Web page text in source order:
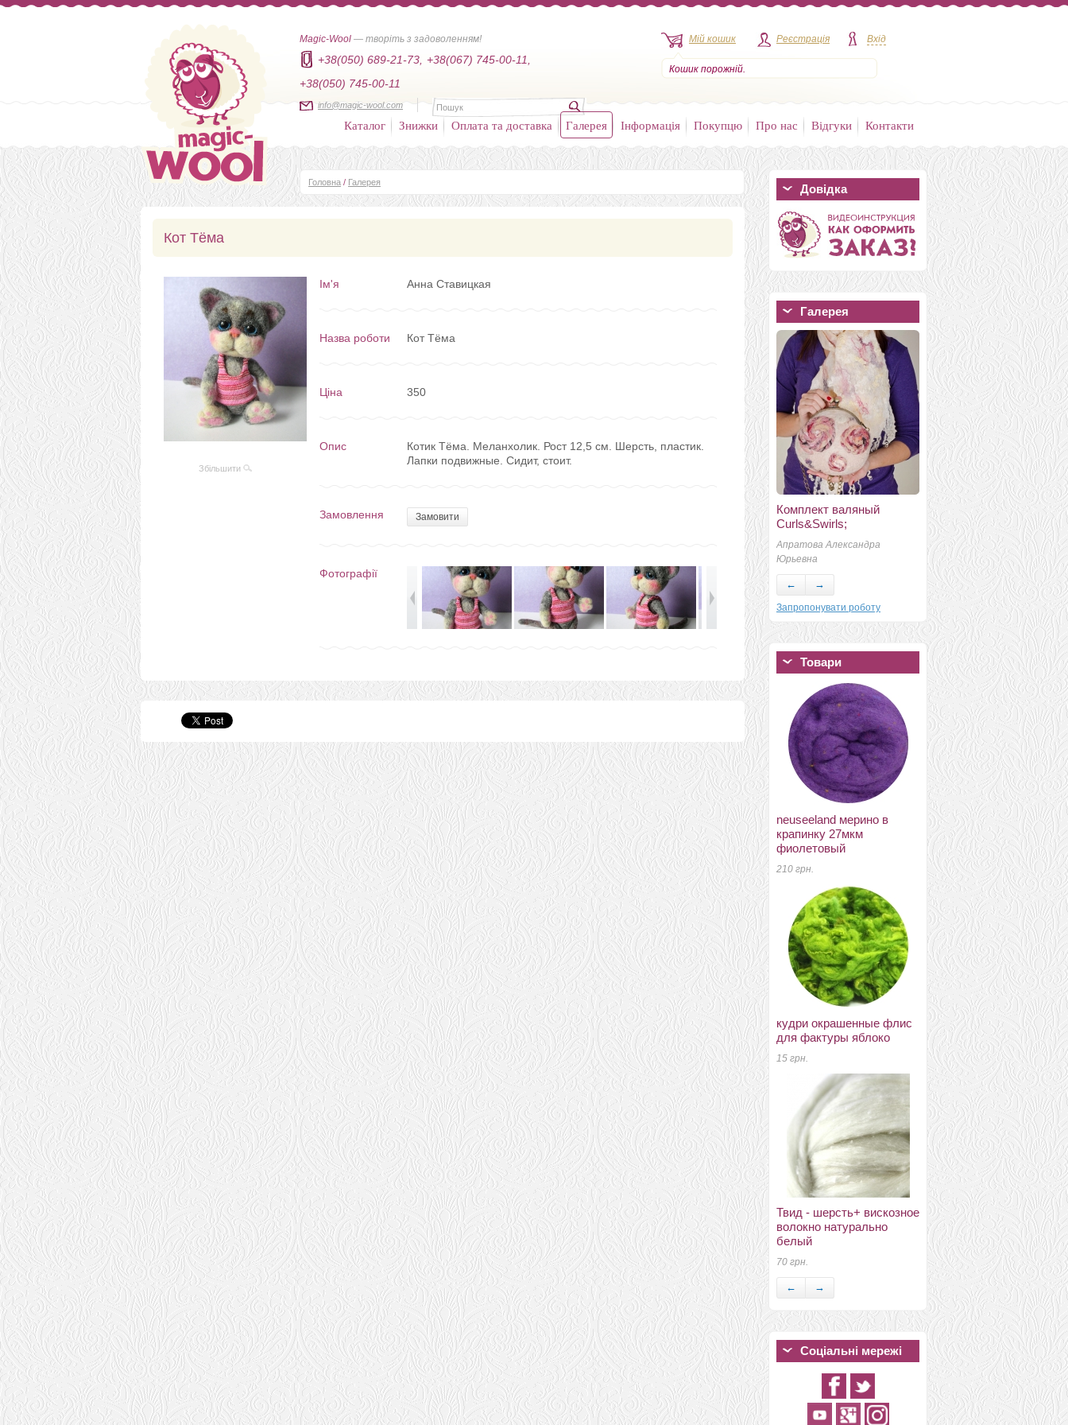
Magic-Wool — творіть з задоволенням!
+38(050) 689-21-73,
+38(067) 745-00-11,
+38(050) 745-00-11
info@magic-wool.com
Мій кошик
Кошик порожній.
Реєстрація Вхід
Каталог Знижки Оплата та доставка Галерея Інформація Покупцю Про нас Відгуки Контакти
Довідка
Галерея
Комплект валяный
Curls&Swirls;
Апратова Александра
Юрьевна
Палантин валяный "Dolce
vita"
Сидык Арина
← →
Запропонувати роботу
Товари
neuseeland мерино в
крапинку 27мкм
фиолетовый
210 грн.
кудри окрашенные флис
для фактуры яблоко
15 грн.
Твид - шерсть+ вискозное
волокно натурально
белый
70 грн.
меринос 18-19мкм DHG
Італія тиква
55 грн.
цепочка для сумок
170 грн.
волокна анджелини
(Angelina) лиммонный
блеск
18 грн.
← →
Соціальні мережі
Головна / Галерея
Кот Тёма
Збільшити
Ім'я Анна Ставицкая
Назва роботи Кот Тёма
Ціна 350
Опис
Котик Тёма. Меланхолик. Рост 12,5 см. Шерсть, пластик.
Лапки подвижные. Сидит, стоит.
Замовлення Замовити
Фотографії